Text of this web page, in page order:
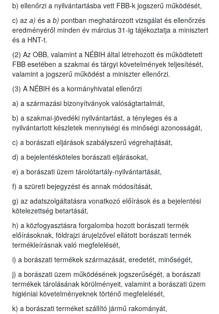
b) ellenőrzi a nyilvántartásba vett FBB-k jogszerű működését,
c) az a) és a b) pontban meghatározott vizsgálat és ellenőrzés
eredményéről minden év március 31-ig tájékoztatja a minisztert
és a HNT-t.
(2) Az OBB, valamint a NÉBIH által létrehozott és működtetett
FBB esetében a szakmai és tárgyi követelmények teljesítését,
valamint a jogszerű működést a miniszter ellenőrzi.
(3) A NÉBIH és a kormányhivatal ellenőrzi
a) a származási bizonyítványok valóságtartalmát,
b) a szakmai-jövedéki nyilvántartást, a tényleges és a
nyilvántartott készletek mennyiségi és minőségi azonosságát,
c) a borászati eljárások szabályszerű végrehajtását,
d) a bejelentésköteles borászati eljárásokat,
e) a borászati üzem tárolótartály-nyilvántartását,
f) a szüreti bejegyzést és annak módosítását,
g) az adatszolgáltatásra vonatkozó előírások és a bejelentési
kötelezettség betartását,
h) a közfogyasztásra forgalomba hozott borászati termék
előírásoknak, földrajzi árujelzővel ellátott borászati termék
termékleírásnak való megfelelését,
i) a borászati termékek származását, eredetét, minőségét,
j) a borászati üzem működésének jogszerűségét, a borászati
termékek tárolásának körülményeit, valamint a borászati üzem
higiéniai követelményeknek történő megfelelését,
k) a borászati terméket szállító jármű rakományát,